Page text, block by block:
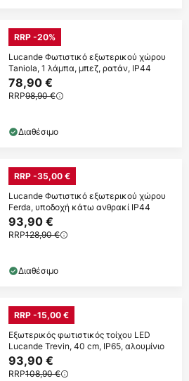
RRP -20%
Lucande Φωτιστικό εξωτερικού χώρου
Taniola, 1 λάμπα, μπεζ, ρατάν, IP44
78,90 €
RRP98,90 €
Διαθέσιμο
RRP -35,00 €
Lucande Φωτιστικό εξωτερικού χώρου
Ferda, υποδοχή κάτω ανθρακί IP44
93,90 €
RRP128,90 €
Διαθέσιμο
RRP -15,00 €
Εξωτερικός φωτιστικός τοίχου LED
Lucande Trevin, 40 cm, IP65, αλουμίνιο
93,90 €
RRP108,90 €